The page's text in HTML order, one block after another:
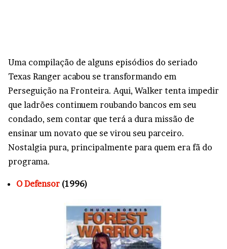
Uma compilação de alguns episódios do seriado
Texas Ranger acabou se transformando em
Perseguição na Fronteira. Aqui, Walker tenta impedir
que ladrões continuem roubando bancos em seu
condado, sem contar que terá a dura missão de
ensinar um novato que se virou seu parceiro.
Nostalgia pura, principalmente para quem era fã do
programa.
O Defensor (1996)